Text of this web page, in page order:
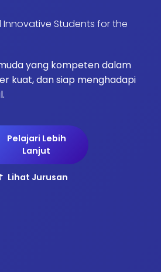
Innovative Students for the
yang kompeten dalam
kuat, dan siap menghadapi
Pelajari Lebih
Lanjut
Lihat Jurusan